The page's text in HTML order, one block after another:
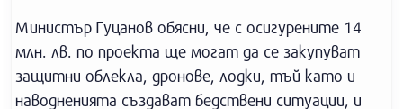
Министър Гуцанов обясни, че с осигурените 14
млн. лв. по проекта ще могат да се закупуват
защитни облекла, дронове, лодки, тъй като и
наводненията създават бедствени ситуации, и